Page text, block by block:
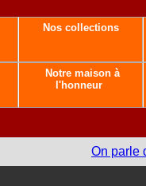
Nos collections
Notre maison à
l'honneur
On parle